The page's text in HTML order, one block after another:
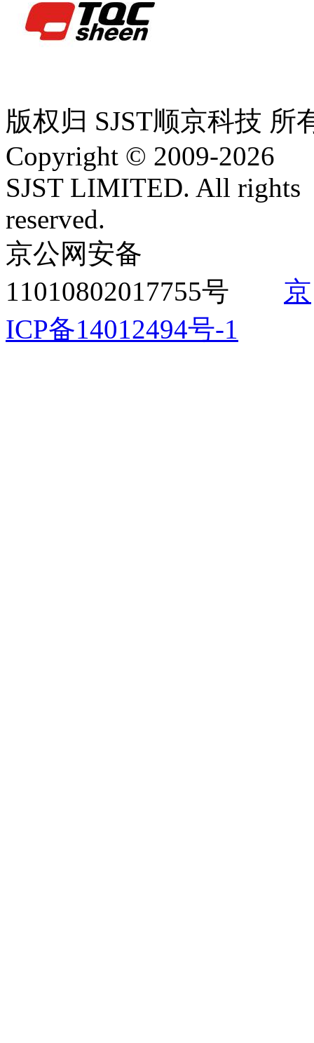
版权归 SJST顺京科技 所
Copyright © 2009-2026
SJST LIMITED. All rights
reserved.
京公网安备
11010802017755号 京
ICP备14012494号-1